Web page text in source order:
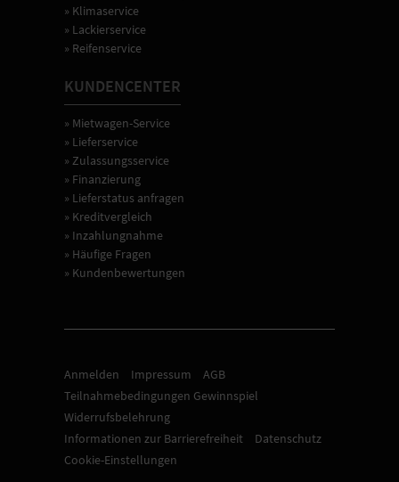
» Klimaservice
» Lackierservice
» Reifenservice
KUNDENCENTER
» Mietwagen-Service
» Lieferservice
» Zulassungsservice
» Finanzierung
» Lieferstatus anfragen
» Kreditvergleich
» Inzahlungnahme
» Häufige Fragen
» Kundenbewertungen
Anmelden Impressum
AGB
Teilnahmebedingungen Gewinnspiel
Widerrufsbelehrung
Informationen zur Barrierefreiheit
Datenschutz
Cookie-Einstellungen